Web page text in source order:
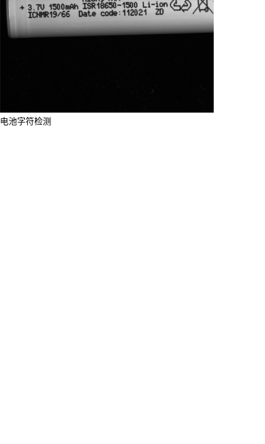
电池字符检测